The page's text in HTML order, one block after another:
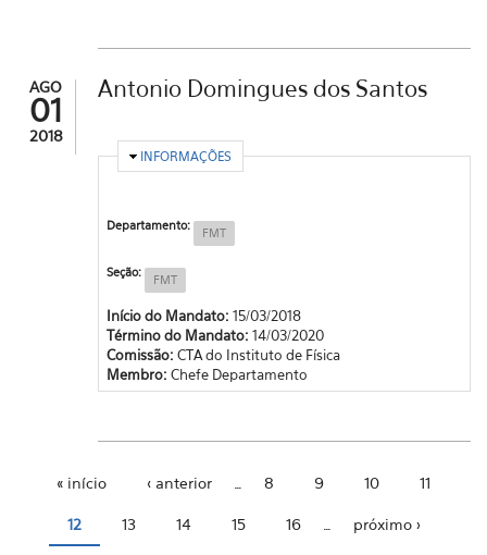
AGO
01
2018
Antonio Domingues dos Santos
OCULTAR
INFORMAÇÕES
Departamento: FMT
Seção: FMT
Início do Mandato: 15/03/2018
Término do Mandato: 14/03/2020
Comissão: CTA do Instituto de Física
Membro: Chefe Departamento
« início ‹ anterior 8 9 10 11
12 13 14 15 16 próximo ›